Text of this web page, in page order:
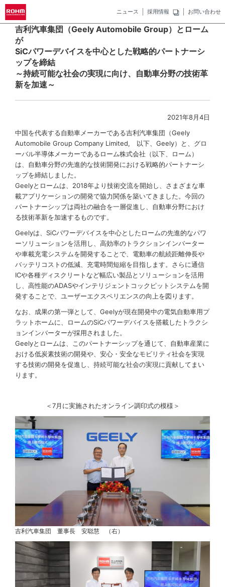
ニュース 採用情報 お問い合わせ
吉利汽車集団（Geely Automobile Group）とローム
が
SiCパワーデバイスを中心とした戦略的パートナーシ
ップを締結
～持続可能な社会の実現に向け、自動車分野の技術革
新を加速～
2021年8月4日
中国を代表する自動車メーカーである吉利汽車集団（Geely
Automobile Group Company Limited, 以下、Geely）と、グロ
ーバル半導体メーカーであるローム株式会社（以下、ローム）
は、自動車分野の先進的な技術開発における戦略的パートナーシ
ップを締結しました。
Geelyとロームは、2018年より技術交流を開始し、さまざまな車
載アプリケーションの開発で協力関係を築いてきました。今回の
パートナーシップは両社の融合を一層促進し、自動車分野におけ
る技術革新を加速するものです。
Geelyは、SiCパワーデバイスを中心としたロームの先進的なパワ
ーソリューションを活用し、高効率のトラクションインバーター
や車載充電システムを開発することで、電動車の航続距離伸長や
バッテリコストの低減、充電時間短縮を目指します。さらに通信
ICや各種ディスクリートなど幅広い製品とソリューションを活用
し、高性能のADASやインテリジェントコックピットシステムを開
発することで、ユーザーエクスペリエンスの向上を図ります。
なお、成果の第一弾として、Geelyが現在開発中の電気自動車用プ
ラットホームに、ロームのSiCパワーデバイスを搭載したトラクシ
ョンインバーターが採用されました。
Geelyとロームは、このパートナーシップを通じて、自動車産業に
おける低炭素技術の開発や、安心・安全なモビリティ社会を実現
する技術の開発を促進し、持続可能な社会の実現に貢献してまい
ります。
＜7月に実施されたオンライン調印式の模様＞
吉利汽車集団 董事長 安聪慧 （右）